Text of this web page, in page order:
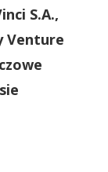
S.A.,
Venture